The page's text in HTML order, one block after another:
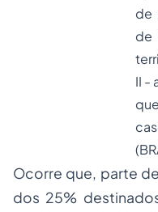
de
de
II -
Ocorre que, parte
dos 25%